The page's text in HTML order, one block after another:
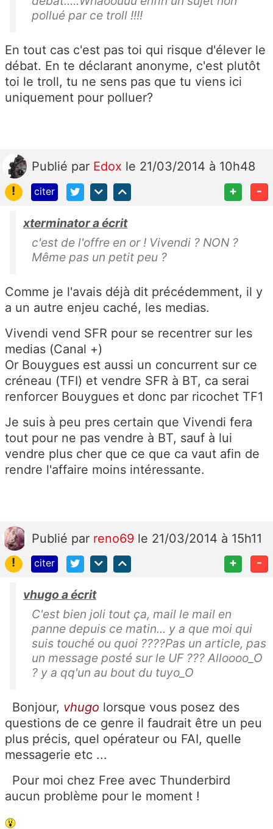
pollué par ce troll !!!!
En tout cas c'est pas toi qui risque d'élever le
débat. En te déclarant anonyme, c'est plutôt
toi le troll, tu ne sens pas que tu viens ici
uniquement pour polluer?
Publié par Edox le 21/03/2014 à 10h48
!
citer + -
xterminator a écrit
c'est de l'offre en or ! Vivendi ? NON ?
Même pas un petit peu ?
Comme je l'avais déjà dit précédemment, il y
a un autre enjeu caché, les medias.
Vivendi vend SFR pour se recentrer sur les
medias (Canal +)
Or Bouygues est aussi un concurrent sur ce
créneau (TFI) et vendre SFR à BT, ca serai
renforcer Bouygues et donc par ricochet TF1
Je suis à peu pres certain que Vivendi fera
tout pour ne pas vendre à BT, sauf à lui
vendre plus cher que ce que ca vaut afin de
rendre l'affaire moins intéressante.
Publié par reno69 le 21/03/2014 à 15h11
!
citer + -
vhugo a écrit
C'est bien joli tout ça, mail le mail en
panne depuis ce matin... y a que moi qui
suis touché ou quoi ????Pas un article, pas
un message posté sur le UF ??? Alloooo_O
? y a qq'un au bout du tuyo_O
Bonjour, vhugo lorsque vous posez des
questions de ce genre il faudrait être un peu
plus précis, quel opérateur ou FAI, quelle
messagerie etc ...
Pour moi chez Free avec Thunderbird
aucun problème pour le moment !